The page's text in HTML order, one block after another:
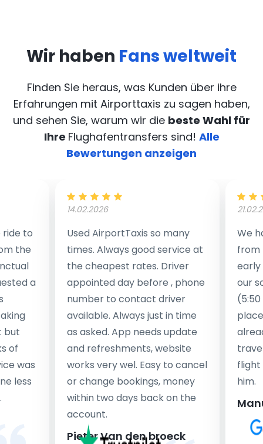
Wir haben Fans weltweit
Finden Sie heraus, was Kunden über ihre
Erfahrungen mit Airporttaxis zu sagen haben,
und sehen Sie, warum wir die beste Wahl für
Ihre Flughafentransfers sind! Alle
Bewertungen anzeigen
to
the
a
but
of
was
less
14.02.2026
Used AirportTaxis so many
times. Always good service at
the cheapest rates. Driver
appointed day before , phone
number to contact driver
available. Always just in time
as asked. App needs update
and refreshments, website
works very wel. Easy to cancel
or change bookings, money
within two days back on the
account.
Pieter Van den broeck
We
from
early
our
flight
him.